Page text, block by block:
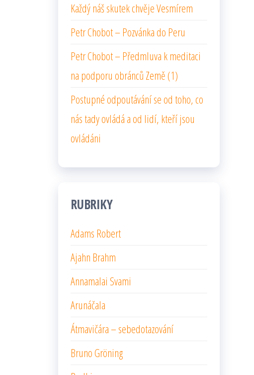
Každý náš skutek chvěje Vesmírem
Petr Chobot – Pozvánka do Peru
Petr Chobot – Předmluva k meditaci
na podporu obránců Země (1)
Postupné odpoutávání se od toho, co
nás tady ovládá a od lidí, kteří jsou
ovládáni
RUBRIKY
Adams Robert
Ajahn Brahm
Annamalai Svami
Arunáčala
Átmavičára – sebedotazování
Bruno Gröning